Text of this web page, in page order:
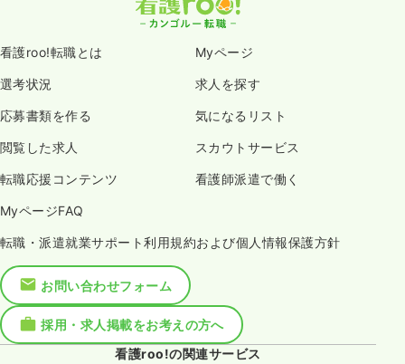
看護roo!転職とは Myページ
選考状況 求人を探す
応募書類を作る 気になるリスト
閲覧した求人 スカウトサービス
転職応援コンテンツ 看護師派遣で働く
MyページFAQ
転職・派遣就業サポート利用規約および個人情報保護方針
お問い合わせフォーム
採用・求人掲載をお考えの方へ
看護roo!の関連サービス